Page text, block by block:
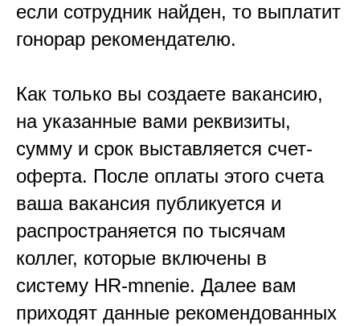
если сотрудник найден, то выплатит
гонорар рекомендателю.
Как только вы создаете вакансию,
на указанные вами реквизиты,
сумму и срок выставляется счет-
оферта. После оплаты этого счета
ваша вакансия публикуется и
распространяется по тысячам
коллег, которые включены в
систему HR-mnenie. Далее вам
приходят данные рекомендованных